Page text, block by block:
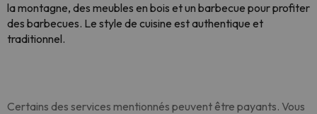
la montagne, des meubles en bois et un barbecue pour profiter
des barbecues. Le style de cuisine est authentique et
traditionnel.
Certains des services mentionnés peuvent être payants. Vous